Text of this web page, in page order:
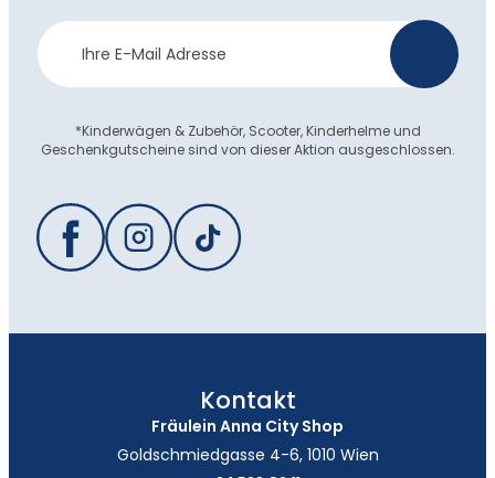
Newsletter
Anmeldung
*Kinderwägen & Zubehör, Scooter, Kinderhelme und
Geschenkgutscheine sind von dieser Aktion ausgeschlossen.
Kontakt
Fräulein Anna City Shop
Goldschmiedgasse 4-6, 1010 Wien